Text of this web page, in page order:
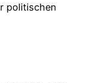
politischen